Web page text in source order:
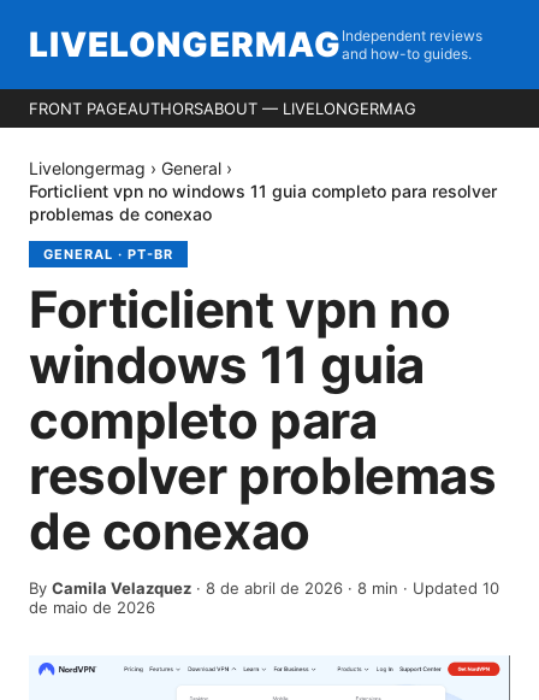
LIVELONGERMAG Independent reviews
and how-to guides.
FRONT PAGEAUTHORSABOUT — LIVELONGERMAG
Livelongermag › General ›
Forticlient vpn no windows 11 guia completo para resolver
problemas de conexao
GENERAL · PT-BR
Forticlient vpn no
windows 11 guia
completo para
resolver problemas
de conexao
By Camila Velazquez · 8 de abril de 2026 · 8 min · Updated 10
de maio de 2026